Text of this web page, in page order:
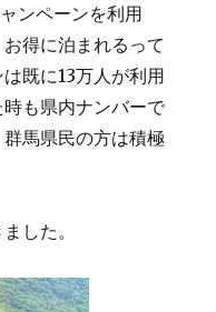
ンペーンを利用
得に泊まれるって
既に13万人が利用
も県内ナンバーで
馬県民の方は積極
した。